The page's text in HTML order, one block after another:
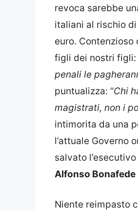
revoca sarebbe
italiani al rischio di
euro.
figli dei nostri figli:
penali le
puntualizza: “Chi
magistrati, non i
intimorita da una
l’attuale Governo
salvato
Alfonso Bonafede
Niente reimpasto